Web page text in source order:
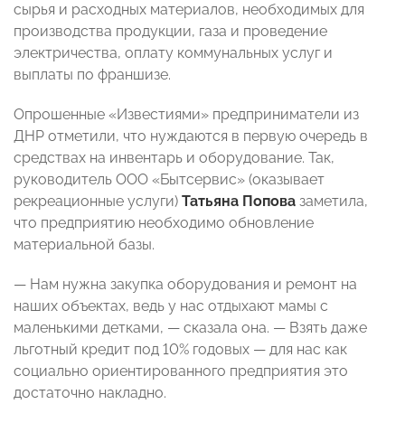
сырья и расходных материалов, необходимых для
производства продукции, газа и проведение
электричества, оплату коммунальных услуг и
выплаты по франшизе.
Опрошенные «Известиями» предприниматели из
ДНР отметили, что нуждаются в первую очередь в
средствах на инвентарь и оборудование. Так,
руководитель ООО «Бытсервис» (оказывает
рекреационные услуги) Татьяна Попова заметила,
что предприятию необходимо обновление
материальной базы.
— Нам нужна закупка оборудования и ремонт на
наших объектах, ведь у нас отдыхают мамы с
маленькими детками, — сказала она. — Взять даже
льготный кредит под 10% годовых — для нас как
социально ориентированного предприятия это
достаточно накладно.